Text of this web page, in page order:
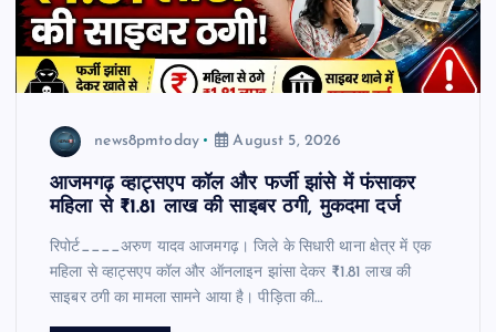
news8pmtoday August 5, 2026
आजमगढ़ व्हाट्सएप कॉल और फर्जी झांसे में फंसाकर
महिला से ₹1.81 लाख की साइबर ठगी, मुकदमा दर्ज
रिपोर्ट____अरुण यादव आजमगढ़। जिले के सिधारी थाना क्षेत्र में एक
महिला से व्हाट्सएप कॉल और ऑनलाइन झांसा देकर ₹1.81 लाख की
साइबर ठगी का मामला सामने आया है। पीड़िता की…